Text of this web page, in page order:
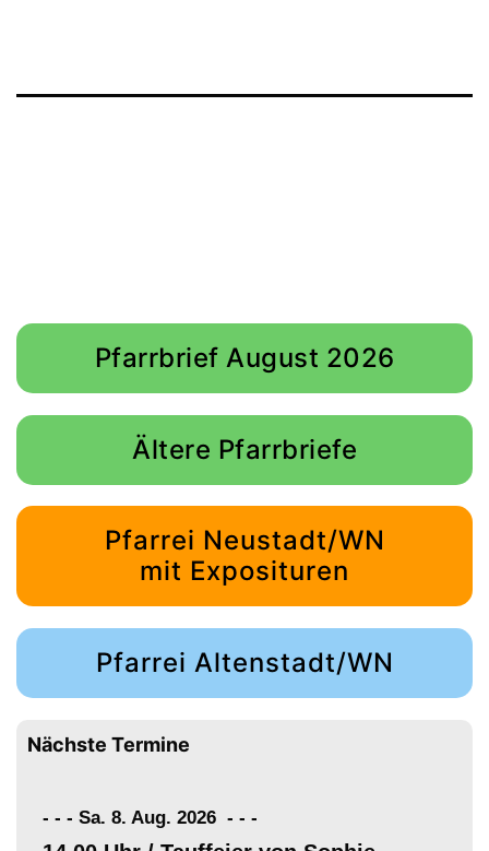
Pfarrbrief August 2026
Ältere Pfarrbriefe
Pfarrei Neustadt/WN
mit Exposituren
Pfarrei Altenstadt/WN
Nächste Termine
- - - Sa. 8. Aug. 2026 - - -